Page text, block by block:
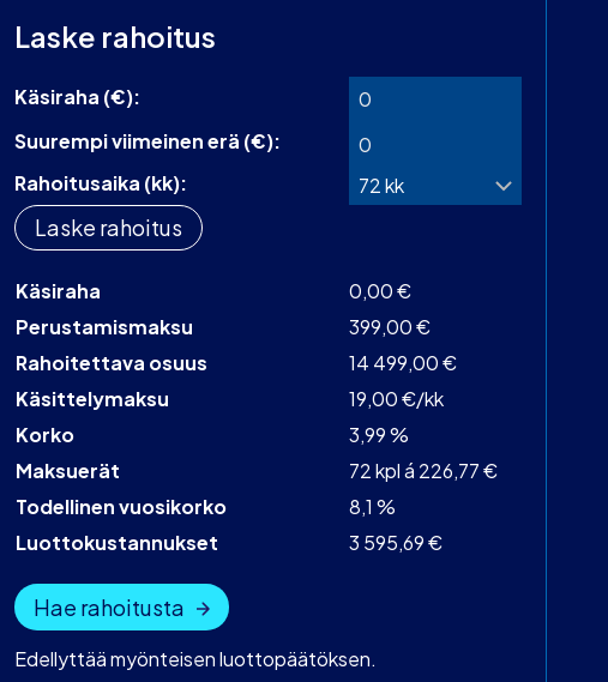
Laske rahoitus
Käsiraha (€):
Suurempi viimeinen erä (€):
Rahoitusaika (kk):
Laske rahoitus
Käsiraha
0,00 €
Perustamismaksu
399,00 €
Rahoitettava osuus
14 499,00 €
Käsittelymaksu
19,00 €/kk
Korko
3,99 %
Maksuerät
72 kpl á 226,77 €
Todellinen vuosikorko
8,1 %
Luottokustannukset
3 595,69 €
Hae rahoitusta
Edellyttää myönteisen luottopäätöksen.